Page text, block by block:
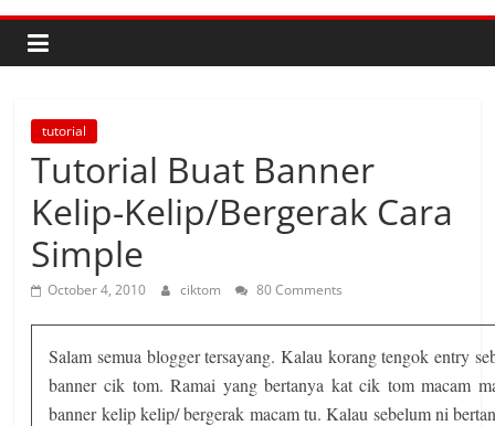
tutorial
Tutorial Buat Banner
Kelip-Kelip/Bergerak Cara
Simple
October 4, 2010 ciktom 80 Comments
Salam semua blogger tersayang. Kalau korang tengok entry
banner cik tom. Ramai yang bertanya kat cik tom macam
banner kelip kelip/ bergerak macam tu. Kalau sebelum ni